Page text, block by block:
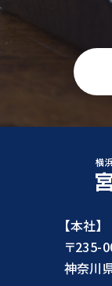
【本社】
〒235-
神奈川